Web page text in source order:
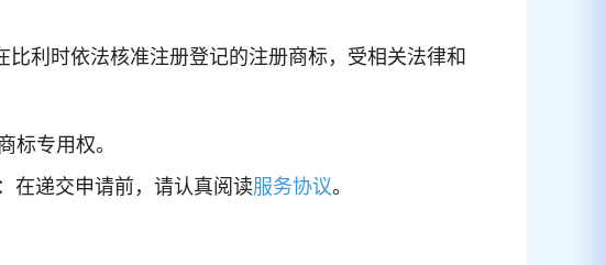
比利时依法核准注册登记的注册商标，受相关法律和
专用权。
递交申请前，请认真阅读服务协议。